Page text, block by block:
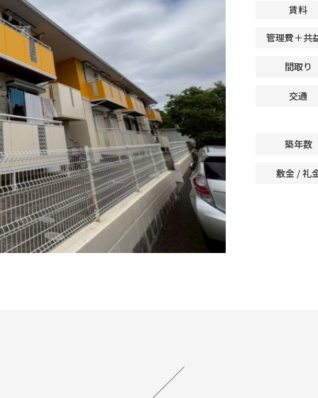
賃料
管理費＋共
間取り
交通
築年数
敷金 / 礼